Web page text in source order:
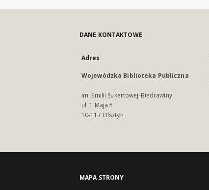
DANE KONTAKTOWE
Adres
Wojewódzka Biblioteka Publiczna
im. Emilii Sukertowej-Biedrawiny
ul. 1 Maja 5
10-117 Olsztyn
MAPA STRONY